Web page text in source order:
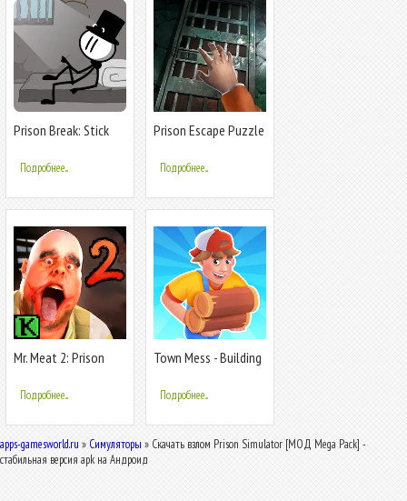
Prison Break: Stick
Подробнее...
Prison Escape Puzzle
Подробнее...
Mr. Meat 2: Prison
Подробнее...
Town Mess - Building
Подробнее...
apps-gamesworld.ru » Симуляторы » Скачать взлом Prison Simulator [МОД Mega Pack] -
стабильная версия apk на Андроид